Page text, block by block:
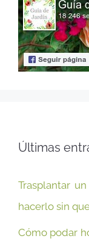
Últimas
Trasplantar
hacerlo sin
Cómo podar